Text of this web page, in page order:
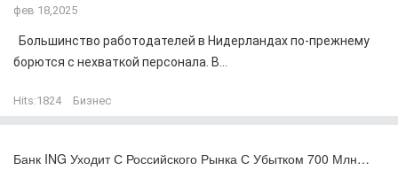
фев 18,2025
Большинство работодателей в Нидерландах по-прежнему
борются с нехваткой персонала. В...
Hits:1824 Бизнес
Банк ING Уходит С Российского Рынка С Убытком 700 Млн…